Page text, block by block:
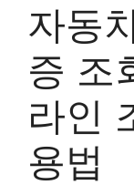
자동
증 조
라인
용법